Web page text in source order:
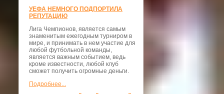
УЕФА НЕМНОГО ПОДПОРТИЛА
РЕПУТАЦИЮ
Лига Чемпионов, является самым
знаменитым ежегодным турниром в
мире, и принимать в нем участие для
любой футбольной команды,
является важным событием, ведь
кроме известности, любой клуб
сможет получить огромные деньги.
Подробнее...